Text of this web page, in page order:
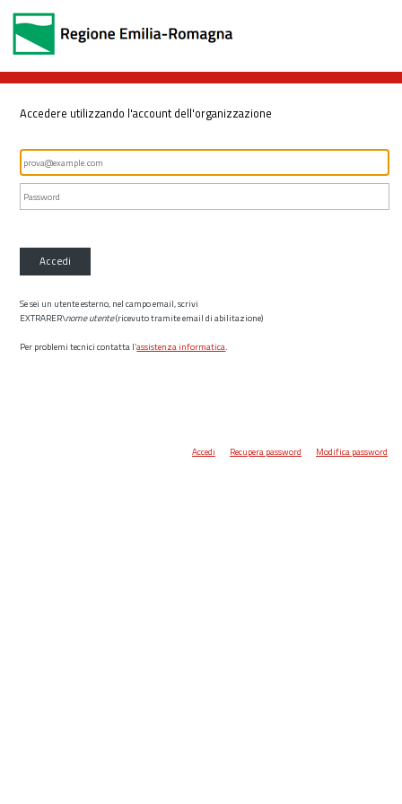
Accedere utilizzando l'account dell'organizzazione
Accedi
Se sei un utente esterno, nel campo email, scrivi
EXTRARER\nome utente(ricevuto tramite email di abilitazione)
Per problemi tecnici contatta l’assistenza informatica.
Accedi Recupera password Modifica password